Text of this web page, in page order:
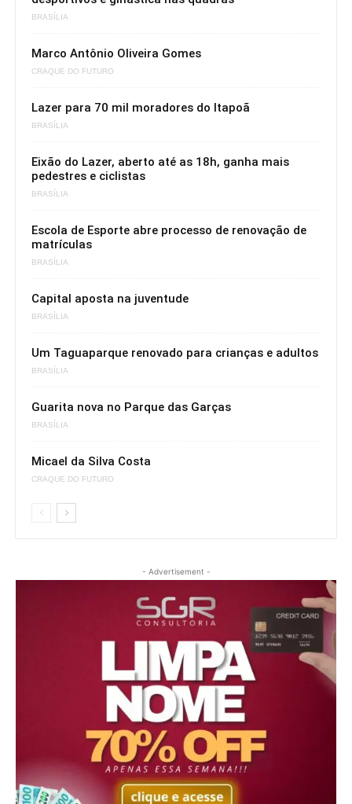
BRASÍLIA
Marco Antônio Oliveira Gomes
CRAQUE DO FUTURO
Lazer para 70 mil moradores do Itapoã
BRASÍLIA
Eixão do Lazer, aberto até as 18h, ganha mais
pedestres e ciclistas
BRASÍLIA
Escola de Esporte abre processo de renovação de
matrículas
BRASÍLIA
Capital aposta na juventude
BRASÍLIA
Um Taguaparque renovado para crianças e adultos
BRASÍLIA
Guarita nova no Parque das Garças
BRASÍLIA
Micael da Silva Costa
CRAQUE DO FUTURO
- Advertisement -